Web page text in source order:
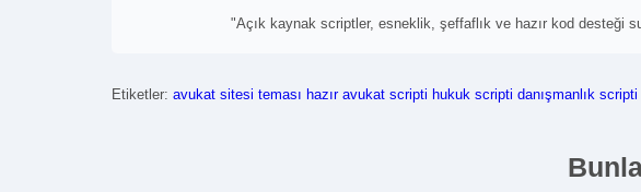
"Açık kaynak scriptler, esneklik, şeffaflık ve hazır kod desteği
Etiketler: avukat sitesi teması hazır avukat scripti hukuk scripti danışmanlık scripti